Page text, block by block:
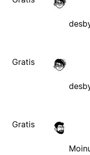
Gratis
Gratis